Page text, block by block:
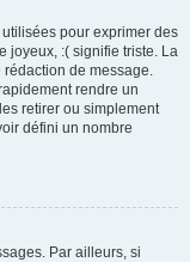
pour exprimer des
joyeux, :( signifie triste. La
rédaction de message.
rendre un
retirer ou simplement
défini un nombre
Par ailleurs, si